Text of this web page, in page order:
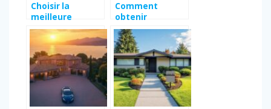
Choisir la
meilleure
agence
immobilière près
de chez vous : les
critères
essentiels
Comment
obtenir
rapidement des
documents
d’urbanisme en
ligne